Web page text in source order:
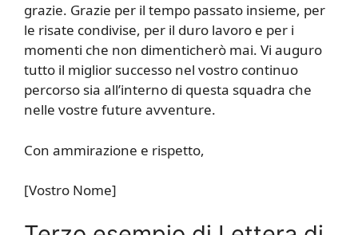
grazie. Grazie per il tempo passato insieme, per
le risate condivise, per il duro lavoro e per i
momenti che non dimenticherò mai. Vi auguro
tutto il miglior successo nel vostro continuo
percorso sia all’interno di questa squadra che
nelle vostre future avventure.
Con ammirazione e rispetto,
[Vostro Nome]